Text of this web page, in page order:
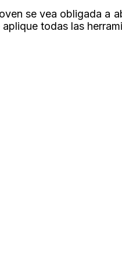
se vea obligada a
todas las